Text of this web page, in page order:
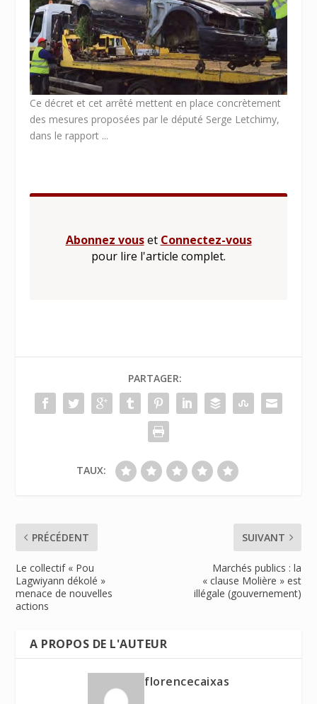
Ce décret et cet arrêté mettent en place concrètement
des mesures proposées par le député Serge Letchimy,
dans le rapport ...
Abonnez vouset Connectez-vous
pour lire l'article complet.
PARTAGER:
TAUX:
PRÉCÉDENT
Le collectif « Pou
Lagwiyann dékolé »
menace de nouvelles
actions
SUIVANT
Marchés publics : la
« clause Molière » est
illégale (gouvernement)
A PROPOS DE L'AUTEUR
florencecaixas